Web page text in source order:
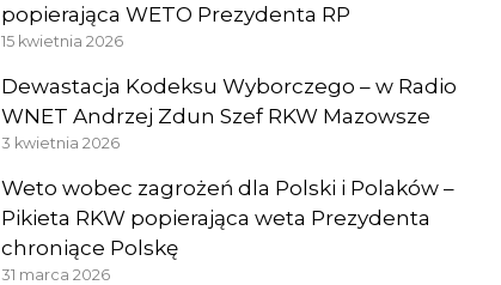
popierająca WETO Prezydenta RP
15 kwietnia 2026
Dewastacja Kodeksu Wyborczego – w Radio
WNET Andrzej Zdun Szef RKW Mazowsze
3 kwietnia 2026
Weto wobec zagrożeń dla Polski i Polaków –
Pikieta RKW popierająca weta Prezydenta
chroniące Polskę
31 marca 2026